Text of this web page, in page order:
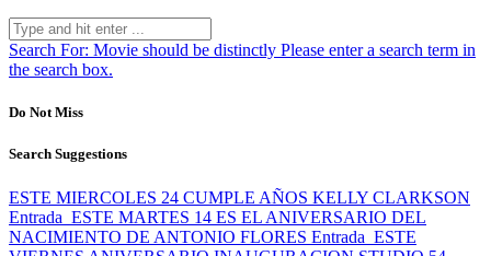
Search For: Movie should be distinctly Please enter a search term in
the search box.
Do Not Miss
Search Suggestions
ESTE MIERCOLES 24 CUMPLE AÑOS KELLY CLARKSON
Entrada ESTE MARTES 14 ES EL ANIVERSARIO DEL
NACIMIENTO DE ANTONIO FLORES Entrada ESTE